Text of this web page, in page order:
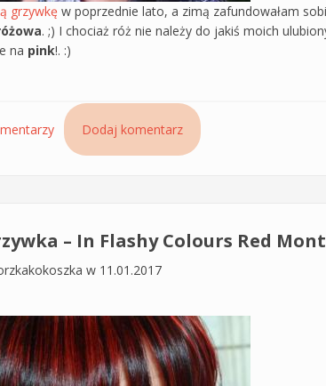
grzywkę w poprzednie lato, a zimą zafundowałam
. ;) I chociaż róż nie należy do jakiś moich
na pink!. :)
razem różowa grzywka – In Flashy Montibello Pink
Dodaj komentarz
– In Flashy Colours Red
w 11.01.2017